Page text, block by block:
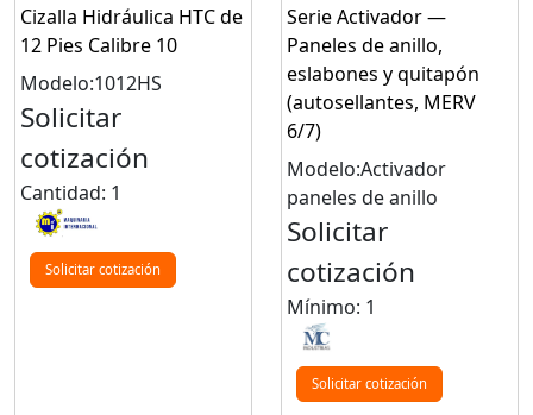
Cizalla Hidráulica HTC de
12 Pies Calibre 10
Modelo:1012HS
Solicitar
cotización
Cantidad: 1
Solicitar cotización
Serie Activador —
Paneles de anillo,
eslabones y quitapón
(autosellantes, MERV
6/7)
Modelo:Activador
paneles de anillo
Solicitar
cotización
Mínimo: 1
Solicitar cotización